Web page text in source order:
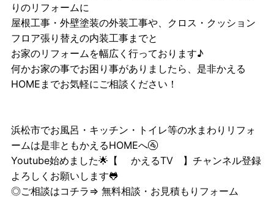
りのリフォームに
屋根工事・外壁塗装の外装工事や、クロス・クッション
フロア張り替えの内装工事までと
お家のリフォームを幅広く行っております♪
何かお家の事でお困り事がありましたら、是非かえる
HOMEまでお気軽にご相談ください！
浜松市でお風呂・キッチン・トイレ等の水まわりリフォ
ームは是非ともかえるHOMEへ🚰
Youtube始めました🌟【 かえるTV】チャンネル登録
よろしくお願いします🐸
◎ご相談はコチラ⇒ 無料相談・お見積もりフォーム